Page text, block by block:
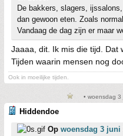
De bakkers, slagers,
dan gewoon eten. Zoals
Vandaag de dag zijn er maar
Jaaaa, dit. Ik mis die tijd. Dat
Tijden waarin mensen nog
Ook in moeilijke tijden.
• woensdag
Hiddendoe
Op woensdag 3 juni